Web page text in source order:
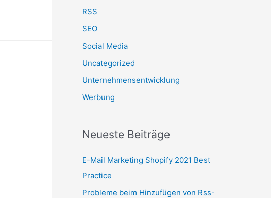
RSS
SEO
Social Media
Uncategorized
Unternehmensentwicklung
Werbung
Neueste Beiträge
E-Mail Marketing Shopify 2021 Best
Practice
Probleme beim Hinzufügen von Rss-